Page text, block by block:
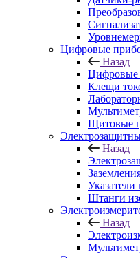
Цифровые
Назад
Цифровые
Клещи
Щитовые
Назад
Штанги
Назад